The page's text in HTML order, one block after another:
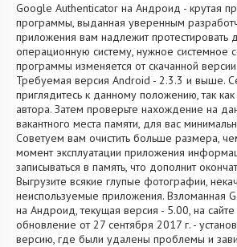
Google Authenticator на Андроид - крутая
программы, выданная уверенным
приложения вам надлежит протестировать
операционную систему, нужное системное
программы изменяется от скачанной
Требуемая версия Android - 2.3.3 и выше.
приглядитесь к данному положению, так
автора. Затем проверьте нахождение на
вакантного места памяти, для вас
Советуем вам очистить больше размера,
момент эксплуатации приложения
записываться в память, что дополнит
Выгрузите всякие глупые фотографии,
неиспользуемые приложения. Взломанная
на Андроид, текущая версия - 5.00, на сайте
обновление от 27 сентября 2017 г. -
версию, где были удалены проблемы и